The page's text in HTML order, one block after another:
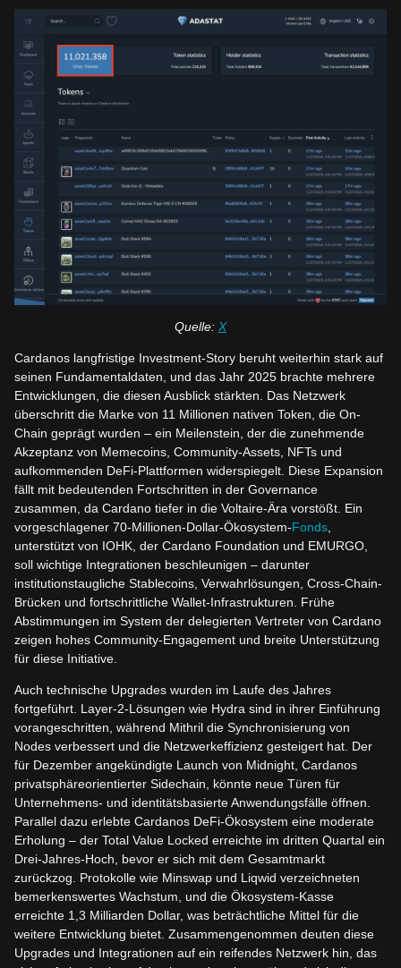
Quelle: X
Cardanos langfristige Investment-Story beruht weiterhin stark auf
seinen Fundamentaldaten, und das Jahr 2025 brachte mehrere
Entwicklungen, die diesen Ausblick stärkten. Das Netzwerk
überschritt die Marke von 11 Millionen nativen Token, die On-
Chain geprägt wurden – ein Meilenstein, der die zunehmende
Akzeptanz von Memecoins, Community-Assets, NFTs und
aufkommenden DeFi-Plattformen widerspiegelt. Diese Expansion
fällt mit bedeutenden Fortschritten in der Governance
zusammen, da Cardano tiefer in die Voltaire-Ära vorstößt. Ein
vorgeschlagener 70-Millionen-Dollar-Ökosystem-Fonds
unterstützt von IOHK, der Cardano Foundation und EMURGO,
soll wichtige Integrationen beschleunigen – darunter
institutionstaugliche Stablecoins, Verwahrlösungen, Cross-Chain-
Brücken und fortschrittliche Wallet-Infrastrukturen. Frühe
Abstimmungen im System der delegierten Vertreter von Cardano
zeigen hohes Community-Engagement und breite Unterstützung
für diese Initiative.
Auch technische Upgrades wurden im Laufe des Jahres
fortgeführt. Layer-2-Lösungen wie Hydra sind in ihrer Einführung
vorangeschritten, während Mithril die Synchronisierung von
Nodes verbessert und die Netzwerkeffizienz gesteigert hat. Der
für Dezember angekündigte Launch von Midnight, Cardanos
privatsphäreorientierter Sidechain, könnte neue Türen für
Unternehmens- und identitätsbasierte Anwendungsfälle öffnen.
Parallel dazu erlebte Cardanos DeFi-Ökosystem eine moderate
Erholung – der Total Value Locked erreichte im dritten Quartal ein
Drei-Jahres-Hoch, bevor er sich mit dem Gesamtmarkt
zurückzog. Protokolle wie Minswap und Liqwid verzeichneten
bemerkenswertes Wachstum, und die Ökosystem-Kasse
erreichte 1,3 Milliarden Dollar, was beträchtliche Mittel für die
weitere Entwicklung bietet. Zusammengenommen deuten diese
Upgrades und Integrationen auf ein reifendes Netzwerk hin, das